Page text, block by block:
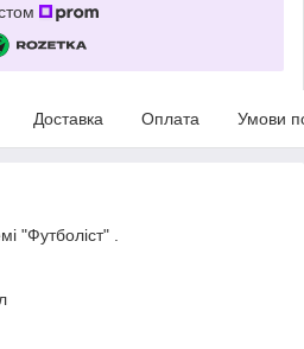
Доставка Оплата Умови
"Футболіст" .